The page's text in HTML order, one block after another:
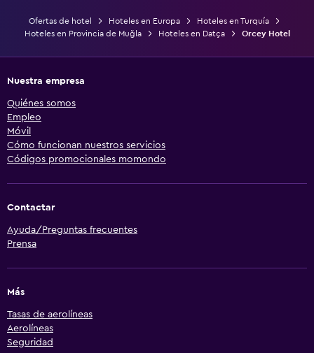
Ofertas de hotel Hoteles en Europa
Hoteles en Turquía
Hoteles en Provincia de Muğla
Hoteles en Datça Orcey Hotel
Nuestra empresa
Quiénes somos
Empleo
Móvil
Cómo funcionan nuestros servicios
Códigos promocionales momondo
Contactar
Ayuda/Preguntas frecuentes
Prensa
Más
Tasas de aerolíneas
Aerolíneas
Seguridad